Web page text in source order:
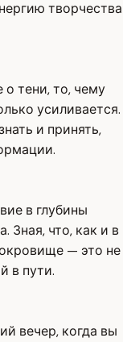
творчества
тени, то, чему
усиливается.
и принять,
в глубины
Зная, что, как и в
— это не
в пути.
вечер, когда вы